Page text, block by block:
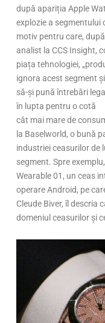
după apariția Apple
explozie a segmentului
motiv pentru care,
analist la CCS Insight,
piața tehnologiei,
ignora acest segment
să-și pună întrebări
în lupta pentru o cotă
cât mai mare de
la Baselworld, o bună
industriei ceasurilor de
segment. Spre
Wearable 01, un ceas
operare Android, pe
Cleude Biver, îl descria
domeniul ceasurilor și